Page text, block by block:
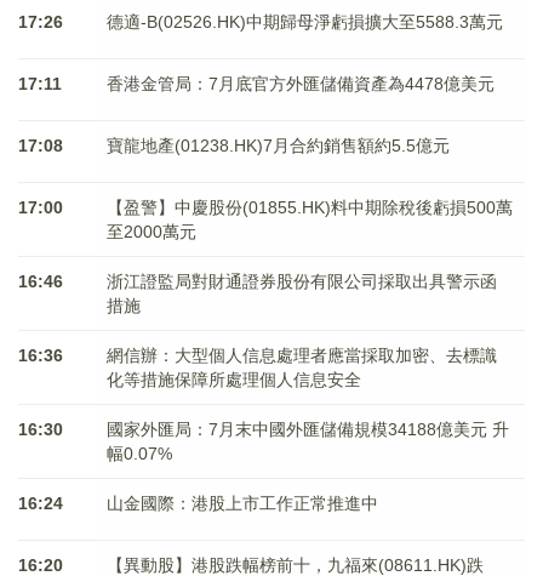
17:26 德適-B(02526.HK)中期歸母淨虧損擴大至5588.3萬元
17:11 香港金管局：7月底官方外匯儲備資產為4478億美元
17:08 寶龍地產(01238.HK)7月合約銷售額約5.5億元
17:00
【盈警】中慶股份(01855.HK)料中期除稅後虧損500萬
至2000萬元
16:46
浙江證監局對財通證券股份有限公司採取出具警示函
措施
16:36
網信辦：大型個人信息處理者應當採取加密、去標識
化等措施保障所處理個人信息安全
16:30
國家外匯局：7月末中國外匯儲備規模34188億美元 升
幅0.07%
16:24 山金國際：港股上市工作正常推進中
16:20
【異動股】港股跌幅榜前十，九福來(08611.HK)跌